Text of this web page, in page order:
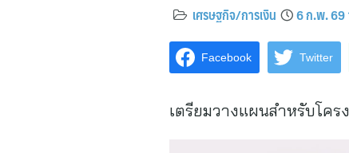
เศรษฐกิจ/การเงิน 6 ก.พ. 69
Facebook Twitter
เตรียมวางแผนสำหรับโคร